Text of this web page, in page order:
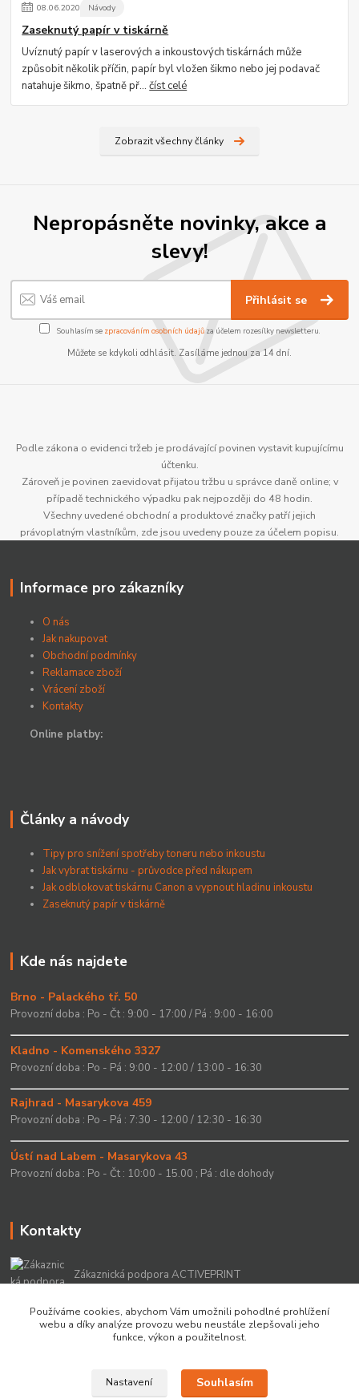
08.06.2020 Návody
Zaseknutý papír v tiskárně
Uvíznutý papír v laserových a inkoustových tiskárnách může
způsobit několik příčin, papír byl vložen šikmo nebo jej podavač
natahuje šikmo, špatně př...číst celé
Zobrazit všechny články
Nepropásněte novinky, akce a
slevy!
Přihlásit se
Souhlasím se zpracováním osobních údajůza účelem rozesílky newsletteru.
Můžete se kdykoli odhlásit. Zasíláme jednou za 14 dní.
Podle zákona o evidenci tržeb je prodávající povinen vystavit kupujícímu
účtenku.
Zároveň je povinen zaevidovat přijatou tržbu u správce daně online; v
případě technického výpadku pak nejpozději do 48 hodin.
Všechny uvedené obchodní a produktové značky patří jejich
právoplatným vlastníkům, zde jsou uvedeny pouze za účelem popisu.
Informace pro zákazníky
O nás
Jak nakupovat
Obchodní podmínky
Reklamace zboží
Vrácení zboží
Kontakty
Online platby:
Články a návody
Tipy pro snížení spotřeby toneru nebo inkoustu
Jak vybrat tiskárnu - průvodce před nákupem
Jak odblokovat tiskárnu Canon a vypnout hladinu inkoustu
Zaseknutý papír v tiskárně
Kde nás najdete
Brno - Palackého tř. 50
Provozní doba : Po - Čt : 9:00 - 17:00 / Pá : 9:00 - 16:00
Kladno - Komenského 3327
Provozní doba : Po - Pá : 9:00 - 12:00 / 13:00 - 16:30
Rajhrad - Masarykova 459
Provozní doba : Po - Pá : 7:30 - 12:00 / 12:30 - 16:30
Ústí nad Labem - Masarykova 43
Provozní doba : Po - Čt : 10:00 - 15.00 ; Pá : dle dohody
Kontakty
Zákaznická podpora ACTIVEPRINT
info@activeprint.cz
Používáme cookies, abychom Vám umožnili pohodlné prohlížení
webu a díky analýze provozu webu neustále zlepšovali jeho
funkce, výkon a použitelnost.
Nastavení Souhlasím